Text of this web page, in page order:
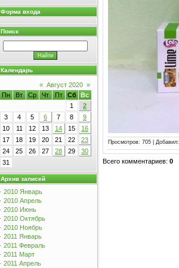
Форма входа
Поиск
Календарь
« Август 2020 »
Пн
Вт Ср Чт Пт Сб
Вс
1
2
3
4 5 6 7 8
9
10
11 12 13 14 15
16
17
18 19 20 21 22
23
24
25 26 27 28 29
30
31
Архив записей
2010 Январь
2010 Апрель
2010 Июнь
2010 Октябрь
2010 Ноябрь
2011 Январь
2011 Февраль
2011 Март
2011 Апрель
Просмотров: 705| Добавил:
Всего комментариев: 0